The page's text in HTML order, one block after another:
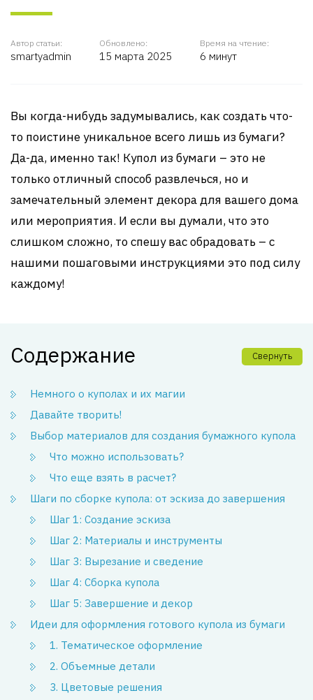
Автор статьи:
smartyadmin
Обновлено:
15 марта 2025
Время на чтение:
6 минут
Вы когда-нибудь задумывались, как создать что-
то поистине уникальное всего лишь из бумаги?
Да-да, именно так! Купол из бумаги – это не
только отличный способ развлечься, но и
замечательный элемент декора для вашего дома
или мероприятия. И если вы думали, что это
слишком сложно, то спешу вас обрадовать – с
нашими пошаговыми инструкциями это под силу
каждому!
Содержание Свернуть
Немного о куполах и их магии
Давайте творить!
Выбор материалов для создания бумажного купола
Что можно использовать?
Что еще взять в расчет?
Шаги по сборке купола: от эскиза до завершения
Шаг 1: Создание эскиза
Шаг 2: Материалы и инструменты
Шаг 3: Вырезание и сведение
Шаг 4: Сборка купола
Шаг 5: Завершение и декор
Идеи для оформления готового купола из бумаги
1. Тематическое оформление
2. Объемные детали
3. Цветовые решения